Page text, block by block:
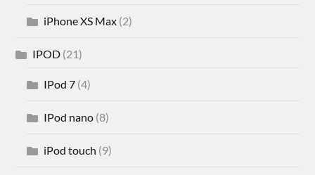
iPhone XS Max (2)
IPOD (21)
IPod 7 (4)
IPod nano (8)
iPod touch (9)